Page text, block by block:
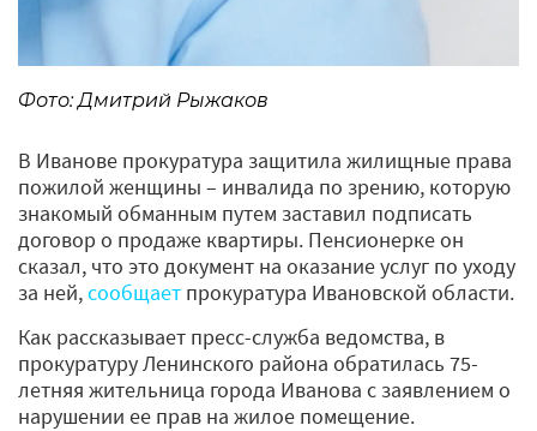
Фото: Дмитрий Рыжаков
В Иванове прокуратура защитила жилищные права
пожилой женщины – инвалида по зрению, которую
знакомый обманным путем заставил подписать
договор о продаже квартиры. Пенсионерке он
сказал, что это документ на оказание услуг по уходу
за ней,сообщает прокуратура Ивановской области.
Как рассказывает пресс-служба ведомства, в
прокуратуру Ленинского района обратилась 75-
летняя жительница города Иванова с заявлением о
нарушении ее прав на жилое помещение.